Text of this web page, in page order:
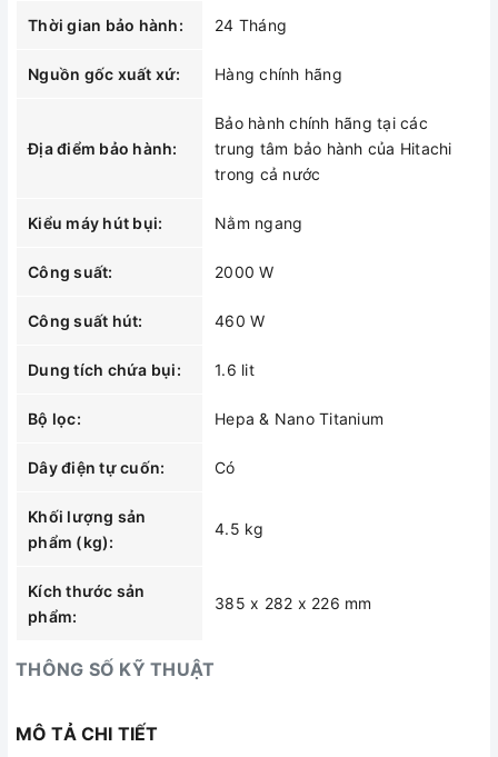
THÔNG SỐ KỸ THUẬT
Thời gian bảo hành: 24 Tháng
Nguồn gốc xuất xứ: Hàng chính hãng
Địa điểm bảo hành:
Bảo hành chính hãng tại các
trung tâm bảo hành của Hitachi
trong cả nước
Kiểu máy hút bụi: Nằm ngang
Công suất: 2000 W
Công suất hút: 460 W
Dung tích chứa bụi: 1.6 lit
Bộ lọc: Hepa & Nano Titanium
Dây điện tự cuốn: Có
Khối lượng sản
phẩm (kg):
4.5 kg
Kích thước sản
phẩm:
385 x 282 x 226 mm
MÔ TẢ CHI TIẾT